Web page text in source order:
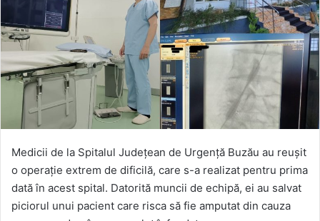
Medicii de la Spitalul Județean de Urgență Buzău au reușit
o operație extrem de dificilă, care s-a realizat pentru prima
dată în acest spital. Datorită muncii de echipă, ei au salvat
piciorul unui pacient care risca să fie amputat din cauza